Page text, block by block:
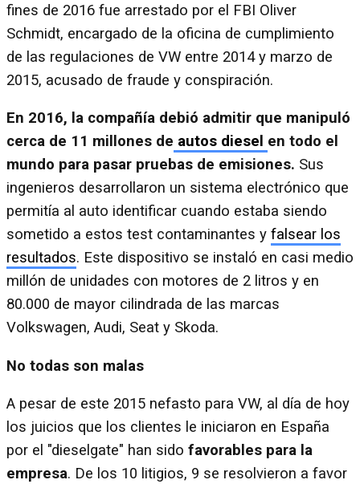
fines de 2016 fue arrestado por el FBI Oliver
Schmidt, encargado de la oficina de cumplimiento
de las regulaciones de VW entre 2014 y marzo de
2015, acusado de fraude y conspiración.
En 2016, la compañía debió admitir que manipuló
cerca de 11 millones de autos diesel en todo el
mundo para pasar pruebas de emisiones. Sus
ingenieros desarrollaron un sistema electrónico que
permitía al auto identificar cuando estaba siendo
sometido a estos test contaminantes y falsear los
resultados. Este dispositivo se instaló en casi medio
millón de unidades con motores de 2 litros y en
80.000 de mayor cilindrada de las marcas
Volkswagen, Audi, Seat y Skoda.
No todas son malas
A pesar de este 2015 nefasto para VW, al día de hoy
los juicios que los clientes le iniciaron en España
por el "dieselgate" han sido favorables para la
empresa. De los 10 litigios, 9 se resolvieron a favor